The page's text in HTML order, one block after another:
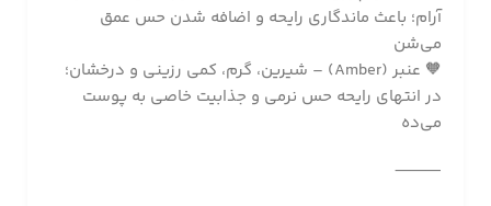
آرام؛ باعث ماندگاری رایحه و اضافه شدن حس عمق
می‌شن
🧡 عنبر (Amber) – شیرین، گرم، کمی رزینی و درخشان؛
در انتهای رایحه حس نرمی و جذابیت خاصی به پوست
می‌ده
⸻